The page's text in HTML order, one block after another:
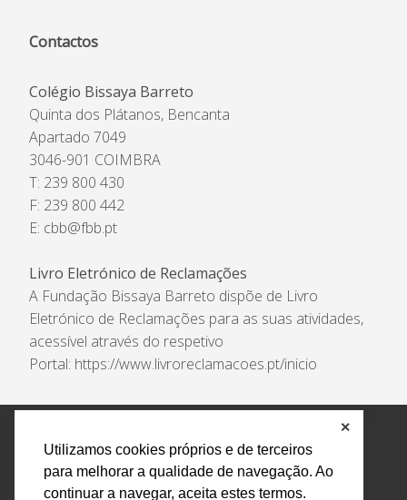
Utilizamos cookies próprios e de terceiros
para melhorar a qualidade de navegação. Ao
continuar a navegar, aceita estes termos.
✕
Contactos
Colégio Bissaya Barreto
Quinta dos Plátanos, Bencanta
Apartado 7049
3046-901 COIMBRA
T: 239 800 430
F: 239 800 442
E: cbb@fbb.pt
Livro Eletrónico de Reclamações
A Fundação Bissaya Barreto dispõe de Livro
Eletrónico de Reclamações para as suas atividades,
acessível através do respetivo
Portal: https://www.livroreclamacoes.pt/inicio
Política de Privacidade e Tratamento de Dados
Encarregado de Proteção de Dados
Livro Eletrónico
de Reclamações
Canal de Denúncias